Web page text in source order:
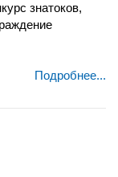
знатоков,
Подробнее...